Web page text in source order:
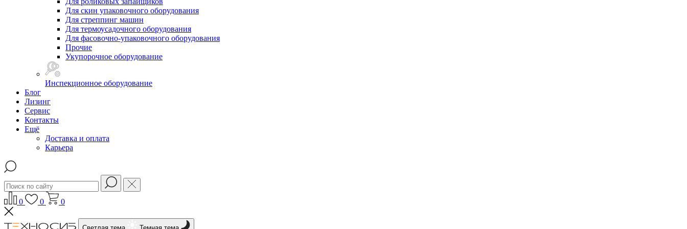
Для скин упаковочного оборудования
Для стреппинг машин
Для термоусадочного оборудования
Для фасовочно-упаковочного оборудования
Прочие
Укупорочное оборудование
Инспекционное оборудование
Блог
Лизинг
Сервис
Контакты
Ещё
Доставка и оплата
Карьера
0 0 0